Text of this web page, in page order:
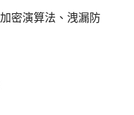
密演算法、洩漏防